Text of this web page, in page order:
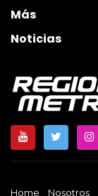
Más
Noticias
Home Nosotros